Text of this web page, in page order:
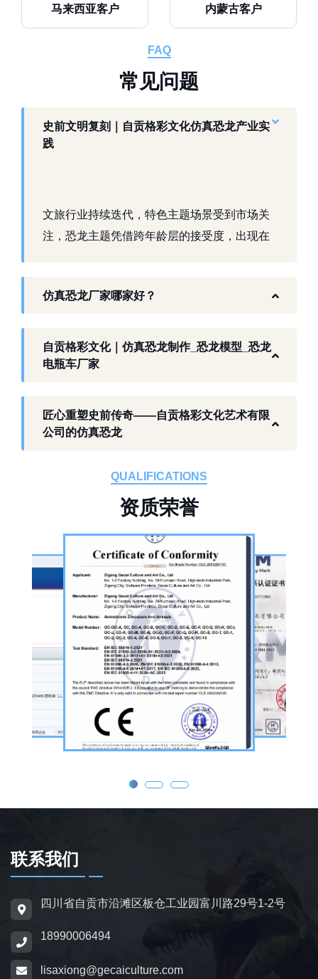
马来西亚客户 内蒙古客户
FAQ
常见问题
史前文明复刻｜自贡格彩文化仿真恐龙产业实
践
文旅行业持续迭代，特色主题场景受到市场关
注，恐龙主题凭借跨年龄层的接受度，出现在
生态。自贡格彩文化艺术有限公司扎根本地产
以工厂生产能力，为各地客户提供史前主题相
关产品与服务。
工厂生产基础 构建恐龙产业全链服务
作为开展史前仿真模型生产的恐龙制作工厂，
板仓工业园，拥有标准化生产车间、配套生产
品的恐龙制作公司。公司采用按需定制模式，
从前期方案设计、场景规划，到中期原料选
择、工序制作，再到后期运输配送、上门安装
调试，形成全流程服务，可用于主题乐园、文
旅景区、科普展馆、商业广场、大型展会、节
庆活动等场景。
公司核心业务为仿真恐龙制作，产品线涵盖静
态展示、动态互动、游乐体验三类。其中，机
器恐龙结合机械传动、智能控制技术，可实现
眨眼、张嘴吼叫、摆尾、行走、呼吸起伏等动
态效果，皮肤采用环保硅胶材质，还原史前恐
大型雕塑，覆盖霸王龙、三角龙、剑龙、长颈
龙、翼龙等常见品类，同时支持恐龙化石骨架
场景摆放。
为适配亲子游乐场景，公司推出恐龙电动车与
防滑车轮、限速装置及安全扶手，适用于乐
仿真恐龙厂家哪家好？
自贡格彩文化｜仿真恐龙制作_恐龙模型_恐龙
电瓶车厂家
匠心重塑史前传奇——自贡格彩文化艺术有限
公司的仿真恐龙
QUALIFICATIONS
资质荣誉
联系我们
四川省自贡市沿滩区板仓工业园富川路29号1-2号
18990006494
lisaxiong@gecaiculture.com